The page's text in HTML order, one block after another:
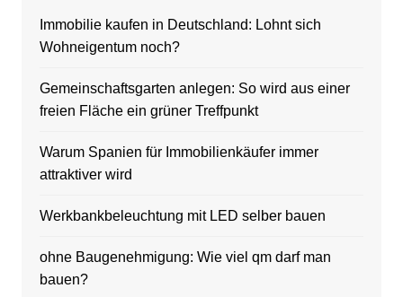
Immobilie kaufen in Deutschland: Lohnt sich
Wohneigentum noch?
Gemeinschaftsgarten anlegen: So wird aus einer
freien Fläche ein grüner Treffpunkt
Warum Spanien für Immobilienkäufer immer
attraktiver wird
Werkbankbeleuchtung mit LED selber bauen
ohne Baugenehmigung: Wie viel qm darf man
bauen?